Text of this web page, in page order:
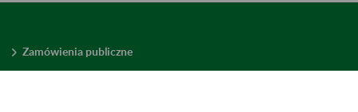
Zamówienia publiczne